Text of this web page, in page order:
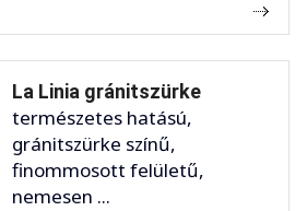
La Linia gránitszürke
természetes hatású,
gránitszürke színű,
finommosott felületű,
nemesen ...